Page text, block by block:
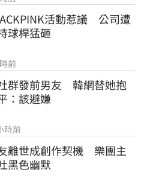
活動惹議　公司遭
球桿猛砸
前
群發前男友　韓網替她抱
：該避嫌
時前
離世成創作契機　樂團主
黑色幽默